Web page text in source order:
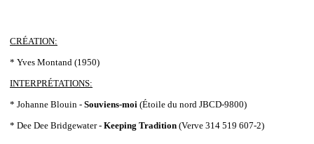
CRÉATION:
* Yves Montand (1950)
INTERPRÉTATIONS:
* Johanne Blouin - Souviens-moi (Étoile du nord JBCD-9800)
* Dee Dee Bridgewater - Keeping Tradition (Verve 314 519 607-2)